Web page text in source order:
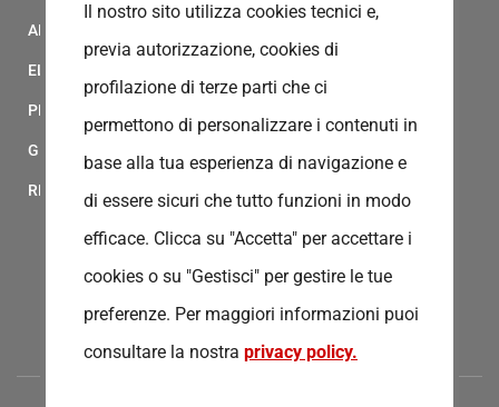
ALBO FORNITORI
ELENCO AVVOCATI
PRIVACY
GESTIONALE GAIA
RED CLOUD
Il nostro sito utilizza cookies tecnici e,
previa autorizzazione, cookies di
profilazione di terze parti che ci
permettono di personalizzare i contenuti in
base alla tua esperienza di navigazione e
di essere sicuri che tutto funzioni in modo
efficace. Clicca su "Accetta" per accettare i
cookies o su "Gestisci" per gestire le tue
preferenze. Per maggiori informazioni puoi
consultare la nostra privacy policy.